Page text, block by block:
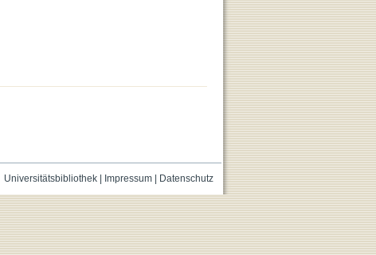
Universitätsbibliothek| Impressum| Datenschutz